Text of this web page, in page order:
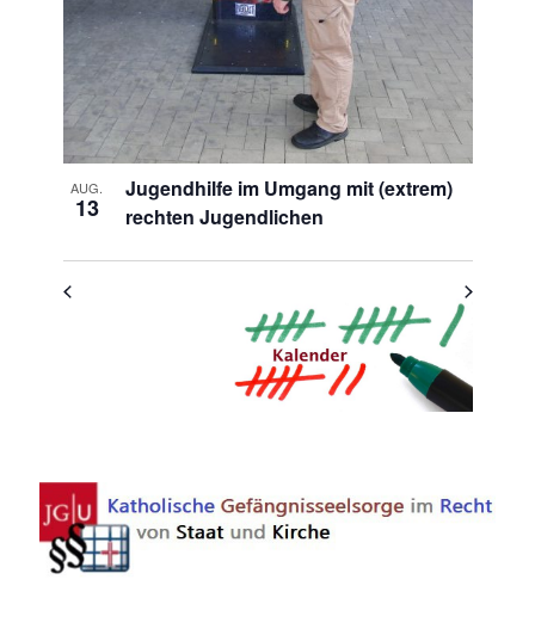
AUG.
13
Jugendhilfe im Umgang mit (extrem)
rechten Jugendlichen